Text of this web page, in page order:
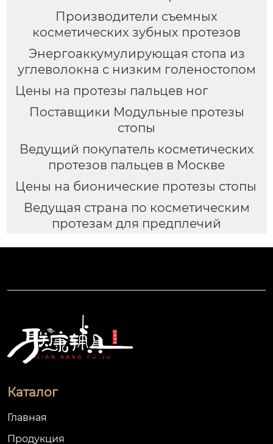
Производители съемных
косметических зубных протезов
Энергоаккумулирующая стопа из
углеволокна с низким голеностопом
Цены на протезы пальцев ног
Поставщики Модульные протезы
стопы
Ведущий покупатель косметических
протезов пальцев в Москве
Цены на бионические протезы стопы
Ведущая страна по косметическим
протезам для предплечий
Каталог
Главная
Продукция